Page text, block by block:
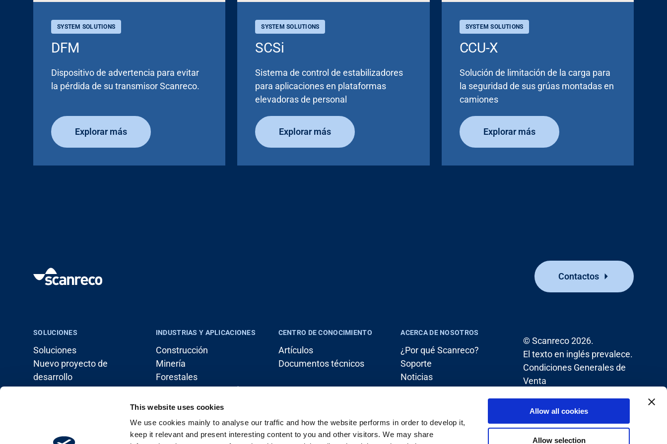
This website uses cookies
We use cookies mainly to analyse our traffic and how the website performs in order to develop it,
keep it relevant and present interesting content to you and other visitors. We may share
Allow all cookies
Allow selection
SYSTEM SOLUTIONS
DFM
Dispositivo de advertencia para evitar
la pérdida de su transmisor Scanreco.
Explorar más
SYSTEM SOLUTIONS
SCSi
Sistema de control de estabilizadores
para aplicaciones en plataformas
elevadoras de personal
Explorar más
SYSTEM SOLUTIONS
CCU-X
Solución de limitación de la carga para
la seguridad de sus grúas montadas en
camiones
Explorar más
Contactos
SOLUCIONES
Soluciones
Nuevo proyecto de
desarrollo
Soluciones de sistemas
INDUSTRIAS Y APLICACIONES
Construcción
Minería
Forestales
Manejo de carga (grúa)
Agricultura
Vehículos industriale
CENTRO DE CONOCIMIENTO
Artículos
Documentos técnicos
ACERCA DE NOSOTROS
¿Por qué Scanreco?
Soporte
Noticias
Empleo
© Scanreco 2026.
El texto en inglés prevalece.
Condiciones Generales de
Venta